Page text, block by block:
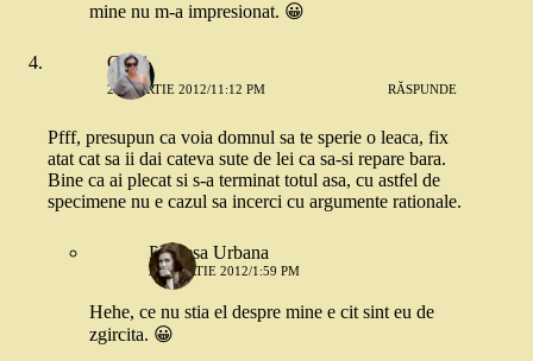
mine nu m-a impresionat. 😀
Cami
21 MARTIE 2012/11:12 PM RĂSPUNDE
Pfff, presupun ca voia domnul sa te sperie o leaca, fix
atat cat sa ii dai cateva sute de lei ca sa-si repare bara.
Bine ca ai plecat si s-a terminat totul asa, cu astfel de
specimene nu e cazul sa incerci cu argumente rationale.
Printesa Urbana
22 MARTIE 2012/1:59 PM
Hehe, ce nu stia el despre mine e cit sint eu de
zgircita. 😀